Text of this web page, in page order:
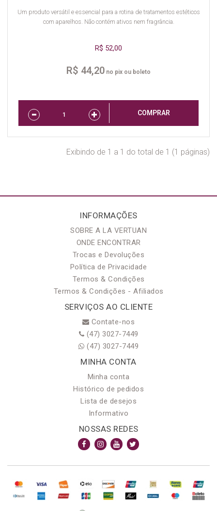
Um produto versátil e essencial para a rotina de tratamentos estéticos
com aparelhos. Não contém ativos nem fragrância.
R$ 52,00
R$ 44,20 no pix ou boleto
COMPRAR
Exibindo de 1 a 1 do total de 1 (1 páginas)
INFORMAÇÕES
SOBRE A LA VERTUAN
ONDE ENCONTRAR
Trocas e Devoluções
Política de Privacidade
Termos & Condições
Termos & Condições - Afiliados
SERVIÇOS AO CLIENTE
Contate-nos
(47) 3027-7449
(47) 3027-7449
MINHA CONTA
Minha conta
Histórico de pedidos
Lista de desejos
Informativo
NOSSAS REDES